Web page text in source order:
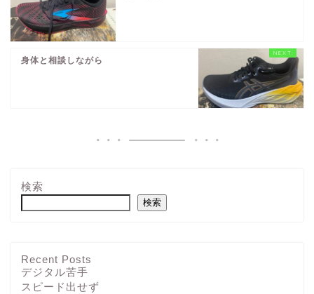
身体と相談しながら
検索
検索
Recent Posts
デジタル苦手
スピード出せず